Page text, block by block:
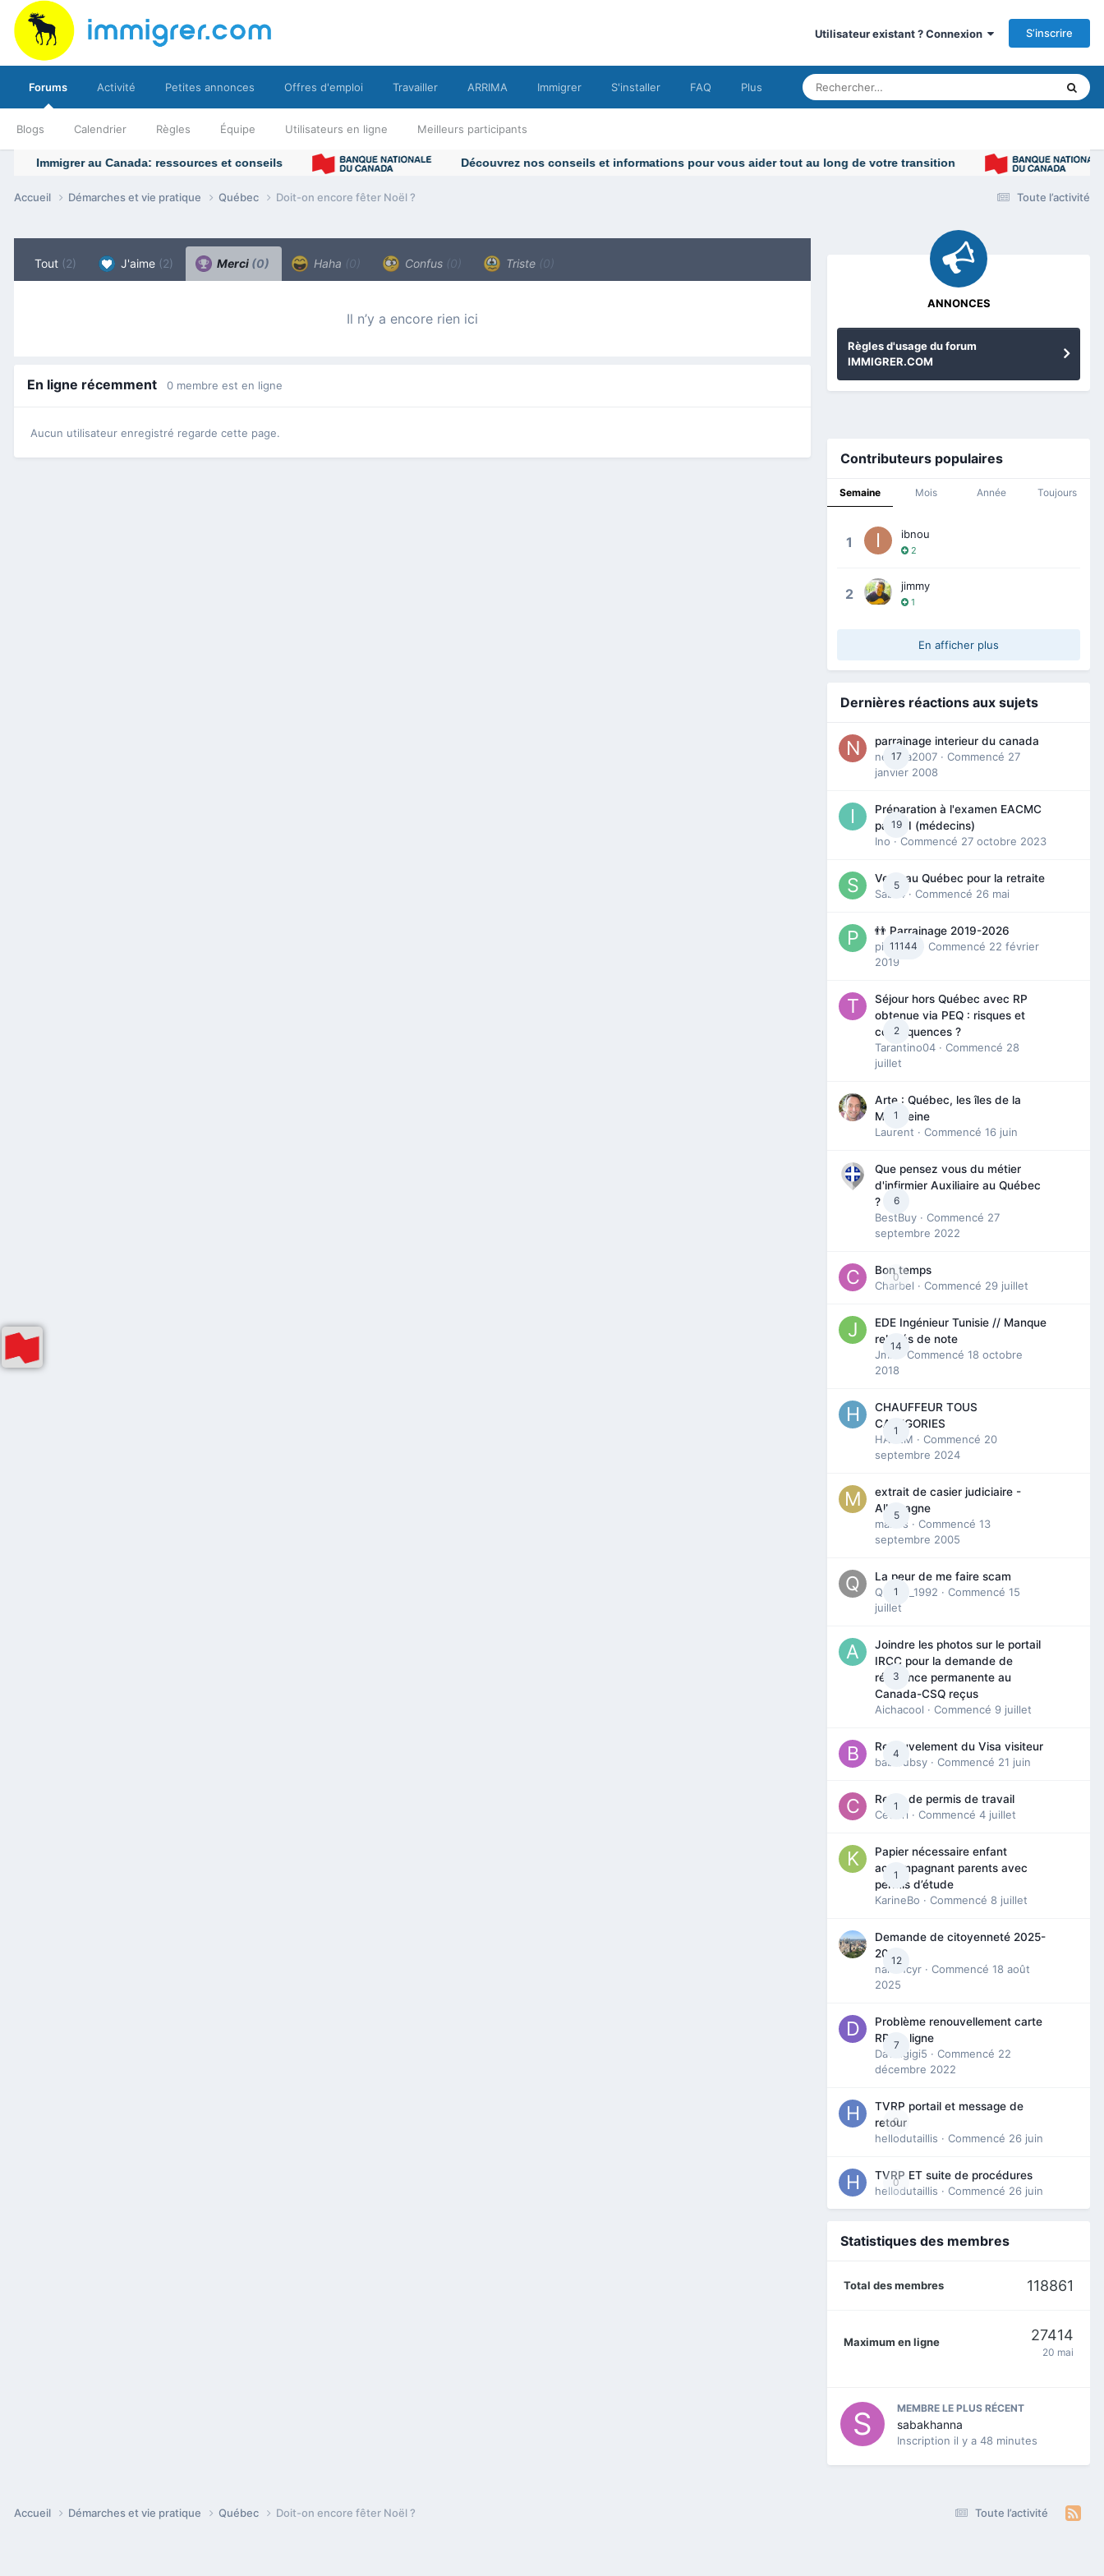
Utilisateur existant ? Connexion S’inscrire
Forums
Blogs Calendrier Règles Équipe Utilisateurs en ligne Meilleurs participants
Activité Petites annonces Offres d'emploi Travailler ARRIMA Immigrer S'installer FAQ Plus
Toute l’activité
Accueil Démarches et vie pratique Québec Doit-on encore fêter Noël ?
Tout (2) J'aime (2) Merci (0) Haha (0) Confus (0) Triste (0)
Il n’y a encore rien ici
En ligne récemment 0 membre est en ligne
Aucun utilisateur enregistré regarde cette page.
ANNONCES
Règles d'usage du forum
IMMIGRER.COM
Contributeurs populaires
Semaine Mois Année Toujours
1 ibnou
2
2 jimmy
1
En afficher plus
Dernières réactions aux sujets
17
parrainage interieur du canada
nedjma2007 · Commencé 27
janvier 2008
19
Préparation à l'examen EACMC
partie I (médecins)
Ino · Commencé 27 octobre 2023
5
Venir au Québec pour la retraite
Sab74 · Commencé 26 mai
11144
👬 Parrainage 2019-2026
piinoush
· Commencé 22 février
2019
2
Séjour hors Québec avec RP
obtenue via PEQ : risques et
conséquences ?
Tarantino04 · Commencé 28
juillet
1
Arte : Québec, les îles de la
Madeleine
Laurent · Commencé 16 juin
6
Que pensez vous du métier
d'infirmier Auxiliaire au Québec
?
BestBuy · Commencé 27
septembre 2022
0
Bon temps
Charbel · Commencé 29 juillet
14
EDE Ingénieur Tunisie // Manque
relevés de note
Jmili
· Commencé 18 octobre
2018
1
CHAUFFEUR TOUS
CATEGORIES
HAZEM · Commencé 20
septembre 2024
5
extrait de casier judiciaire -
Allemagne
maries · Commencé 13
septembre 2005
1
La peur de me faire scam
Queen_1992 · Commencé 15
juillet
3
Joindre les photos sur le portail
IRCC pour la demande de
résidence permanente au
Canada-CSQ reçus
Aichacool · Commencé 9 juillet
4
Renouvelement du Visa visiteur
babibubsy · Commencé 21 juin
1
Refus de permis de travail
Cedbri · Commencé 4 juillet
1
Papier nécessaire enfant
accompagnant parents avec
permis d’étude
KarineBo · Commencé 8 juillet
12
Demande de citoyenneté 2025-
2026
nanancyr · Commencé 18 août
2025
7
Problème renouvellement carte
RP en ligne
Davidgigi5 · Commencé 22
décembre 2022
0
TVRP portail et message de
retour
hellodutaillis · Commencé 26 juin
0
TVRP ET suite de procédures
hellodutaillis · Commencé 26 juin
Statistiques des membres
Total des membres 118861
Maximum en ligne 27414
20 mai
MEMBRE LE PLUS RÉCENT
sabakhanna
Inscription il y a 48 minutes
Toute l’activité
Accueil Démarches et vie pratique Québec Doit-on encore fêter Noël ?